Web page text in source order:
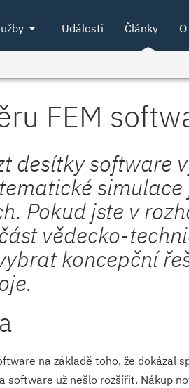
arrow_drop_down Události Články
FEM
desítky software
Pokud jste v
vědecko-
koncepční
na základě toho, že
software už nešlo rozšířit. Nákup